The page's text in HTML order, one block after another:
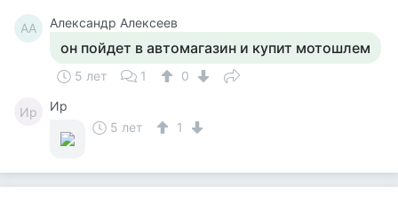
АА Александр Алексеев
он пойдет в автомагазин и купит мотошлем
5 лет 1 0
Ир
Ир
5 лет
1